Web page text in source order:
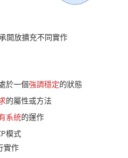
開放擴充不同實作
於一個強調穩定的狀態
的屬性或方法
系統的運作
模式
實作